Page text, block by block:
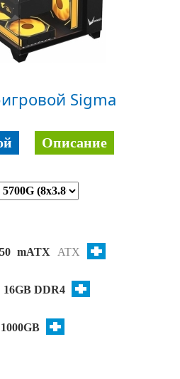
Sigma
Описание
mATX ATX
16GB DDR4